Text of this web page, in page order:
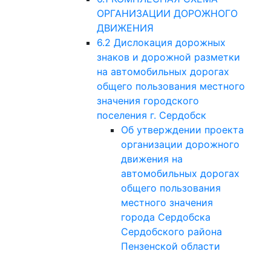
ОРГАНИЗАЦИИ ДОРОЖНОГО
ДВИЖЕНИЯ
6.2 Дислокация дорожных
знаков и дорожной разметки
на автомобильных дорогах
общего пользования местного
значения городского
поселения г. Сердобск
Об утверждении проекта
организации дорожного
движения на
автомобильных дорогах
общего пользования
местного значения
города Сердобска
Сердобского района
Пензенской области